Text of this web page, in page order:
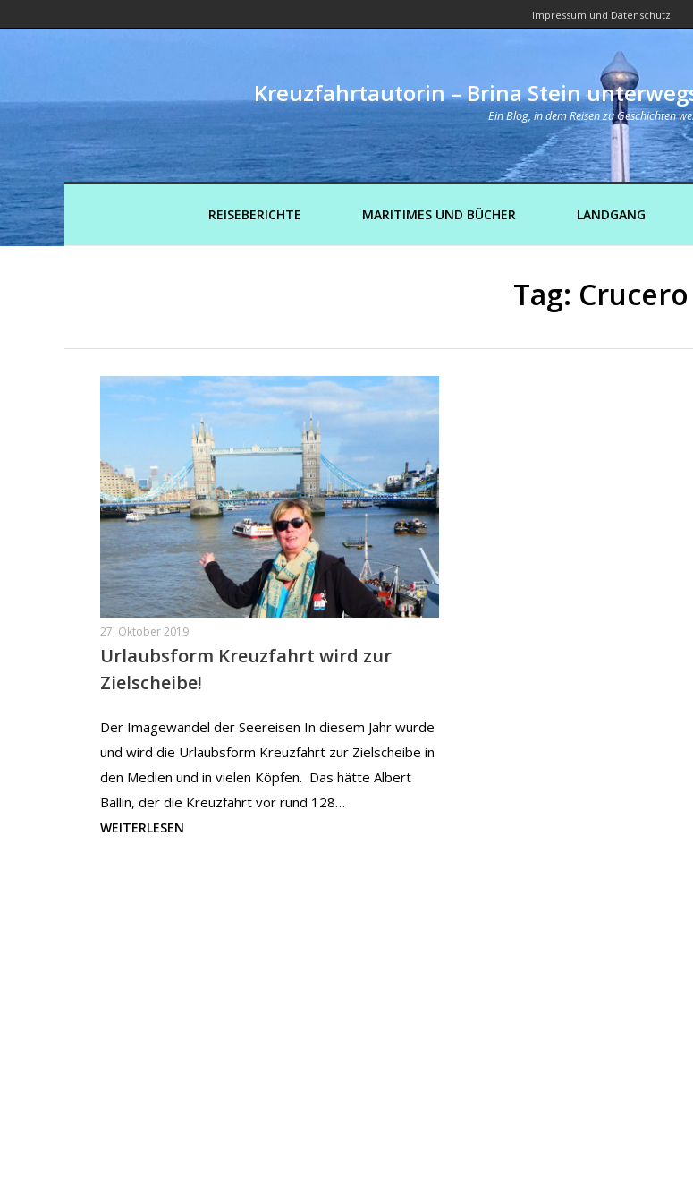
Impressum und Datenschutz
Kreuzfahrtautorin – Brina Stein
Ein Blog, in dem Reisen zu Geschichten
REISEBERICHTE MARITIMES UND BÜCHER LANDGANG
Tag: Crucero
27. Oktober 2019
Urlaubsform Kreuzfahrt wird zur
Zielscheibe!
Der Imagewandel der Seereisen In diesem Jahr wurde
und wird die Urlaubsform Kreuzfahrt zur Zielscheibe in
den Medien und in vielen Köpfen. Das hätte Albert
Ballin, der die Kreuzfahrt vor rund 128…
WEITERLESEN